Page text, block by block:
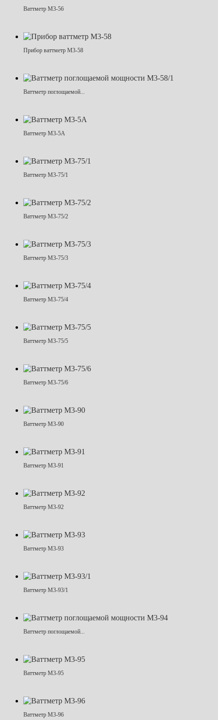
Ваттметр М3-56
Прибор ваттметр М3-58
Ваттметр поглощаемой...
Ваттметр М3-5А
Ваттметр М3-75/1
Ваттметр М3-75/2
Ваттметр М3-75/3
Ваттметр М3-75/4
Ваттметр М3-75/5
Ваттметр М3-75/6
Ваттметр М3-90
Ваттметр М3-91
Ваттметр М3-92
Ваттметр М3-93
Ваттметр М3-93/1
Ваттметр поглощаемой...
Ваттметр М3-95
Ваттметр М3-96